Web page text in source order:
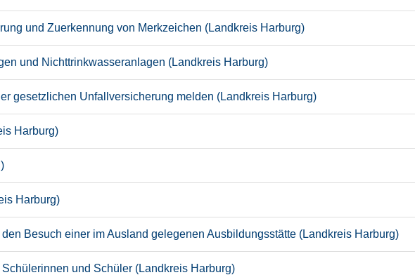
und Zuerkennung von Merkzeichen (Landkreis Harburg)
und Nichttrinkwasseranlagen (Landkreis Harburg)
gesetzlichen Unfallversicherung melden (Landkreis Harburg)
Harburg)
Harburg)
Besuch einer im Ausland gelegenen Ausbildungsstätte (Landkreis Harburg)
und Schüler (Landkreis Harburg)